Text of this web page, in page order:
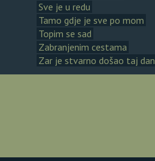
Sve je u redu
Tamo gdje je sve po mom
Topim se sad
Zabranjenim cestama
Zar je stvarno došao taj dan